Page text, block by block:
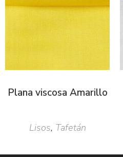
Plana viscosa Amarillo
Lisos, Tafetán